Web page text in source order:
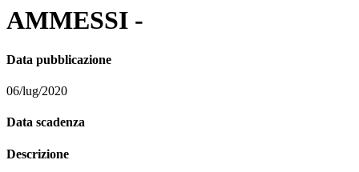
AMMESSI -
Data pubblicazione
06/lug/2020
Data scadenza
Descrizione